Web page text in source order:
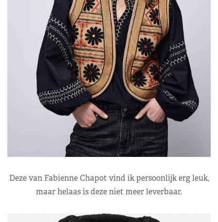
Deze van Fabienne Chapot vind ik persoonlijk erg leuk,
maar helaas is deze niet meer leverbaar.